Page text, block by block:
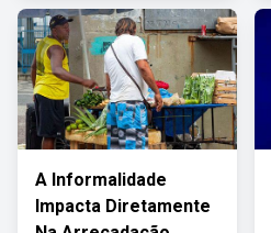
A Informalidade
Impacta Diretamente